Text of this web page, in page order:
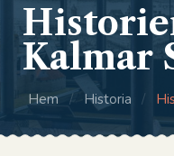
Kalmar
Hem / Historia /